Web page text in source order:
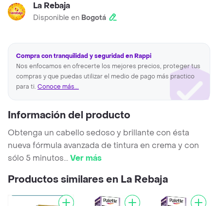
La Rebaja
Disponible en Bogotá
Compra con tranquilidad y seguridad en Rappi
Nos enfocamos en ofrecerte los mejores precios, proteger tus
compras y que puedas utilizar el medio de pago más practico
para ti. Conoce más...
Información del producto
Obtenga un cabello sedoso y brillante con ésta
nueva fórmula avanzada de tintura en crema y con
sólo 5 minutos...Ver más
Productos similares en La Rebaja